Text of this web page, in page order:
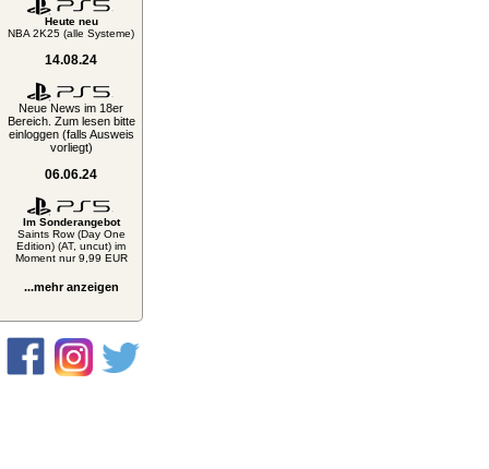
Heute neu
NBA 2K25 (alle Systeme)
14.08.24
Neue News im 18er
Bereich. Zum lesen bitte
einloggen (falls Ausweis
vorliegt)
06.06.24
Im Sonderangebot
Saints Row (Day One
Edition) (AT, uncut) im
Moment nur 9,99 EUR
...mehr anzeigen